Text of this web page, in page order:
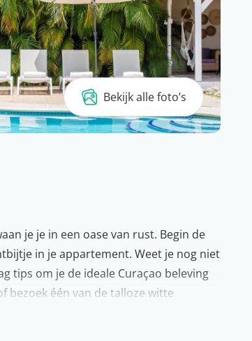
Bekijk alle foto’s
je je in een oase van rust. Begin de
in je appartement. Weet je nog niet
tips om je de ideale Curaçao beleving
bezoek één van de talloze witte
gaan jullie toch liever voor het